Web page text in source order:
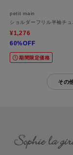
petit main
ショルダーフリル半袖チュ
¥1,276
60%OFF
期間限定価格
その